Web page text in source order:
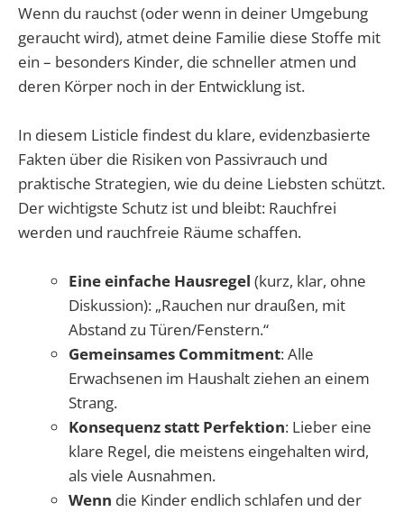
Wenn du rauchst (oder wenn in deiner Umgebung
geraucht wird), atmet deine Familie diese Stoffe mit
ein – besonders Kinder, die schneller atmen und
deren Körper noch in der Entwicklung ist.
In diesem Listicle findest du klare, evidenzbasierte
Fakten über die Risiken von Passivrauch und
praktische Strategien, wie du deine Liebsten schützt.
Der wichtigste Schutz ist und bleibt: Rauchfrei
werden und rauchfreie Räume schaffen.
Eine einfache Hausregel (kurz, klar, ohne
Diskussion): „Rauchen nur draußen, mit
Abstand zu Türen/Fenstern.“
Gemeinsames Commitment: Alle
Erwachsenen im Haushalt ziehen an einem
Strang.
Konsequenz statt Perfektion: Lieber eine
klare Regel, die meistens eingehalten wird,
als viele Ausnahmen.
Wenn die Kinder endlich schlafen und der